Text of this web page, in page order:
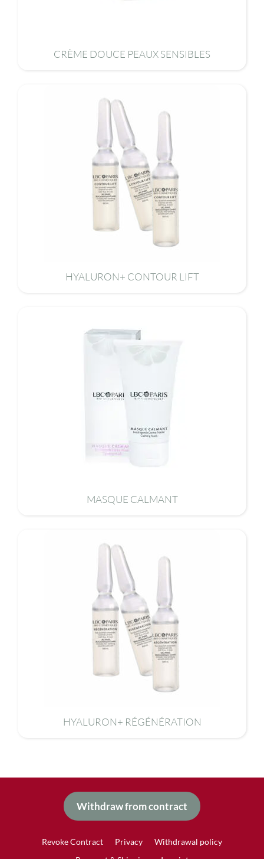
CRÈME DOUCE PEAUX SENSIBLES
HYALURON+ CONTOUR LIFT
MASQUE CALMANT
HYALURON+ RÉGÉNÉRATION
Withdraw from contract
Revoke Contract Privacy
Withdrawal policy